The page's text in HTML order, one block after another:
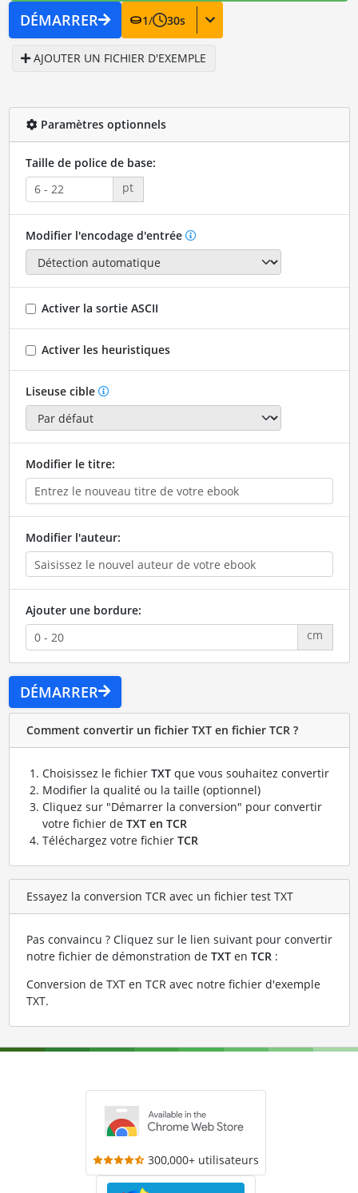
DÉMARRER 1/ 30s
AJOUTER UN FICHIER D'EXEMPLE
Paramètres optionnels
Taille de police de base:
pt
Modifier l'encodage d'entrée
Activer la sortie ASCII
Activer les heuristiques
Liseuse cible
Modifier le titre:
Modifier l'auteur:
Ajouter une bordure:
cm
DÉMARRER
Comment convertir un fichier TXT en fichier TCR ?
Choisissez le fichier TXTque vous souhaitez convertir
Modifier la qualité ou la taille (optionnel)
Cliquez sur "Démarrer la conversion" pour convertir
votre fichier de TXT en TCR
Téléchargez votre fichier TCR
Essayez la conversion TCR avec un fichier test TXT
Pas convaincu ? Cliquez sur le lien suivant pour convertir
notre fichier de démonstration de TXTen TCR:
Conversion de TXT en TCR avec notre fichier d'exemple
TXT.
300,000+ utilisateurs